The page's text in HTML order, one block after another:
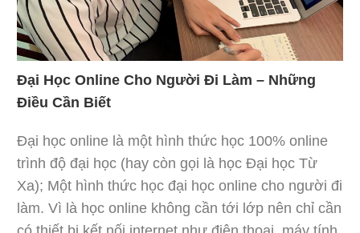
Đại Học Online Cho Người Đi Làm – Những
Điều Cần Biết
Đại học online là một hình thức học 100% online
trình độ đại học (hay còn gọi là học Đại học Từ
Xa); Một hình thức học đại học online cho người đi
làm. Vì là học online không cần tới lớp nên chỉ cần